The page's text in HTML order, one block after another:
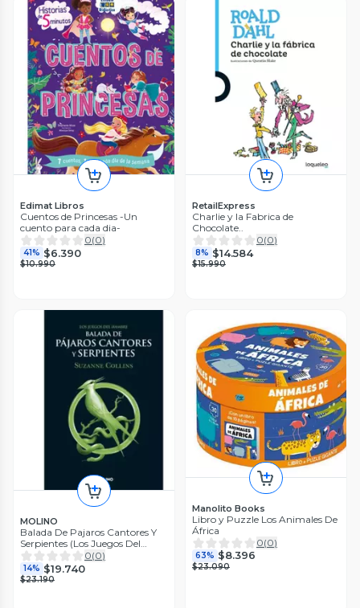
Edimat Libros
Cuentos de Princesas -Un
cuento para cada dia-
0(0)
41% $6.390
$10.990
RetailExpress
Charlie y la Fabrica de
Chocolate..
0(0)
8% $14.584
$15.990
MOLINO
Balada De Pajaros Cantores Y
Serpientes (Los Juegos Del
Hambre 4)
0(0)
14% $19.740
$23.190
Manolito Books
Libro y Puzzle Los Animales De
África
0(0)
63% $8.396
$23.090